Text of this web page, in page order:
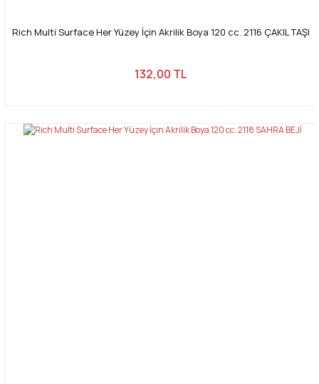
Rich Multi Surface Her Yüzey İçin Akrilik Boya 120 cc. 2116 ÇAKIL TAŞI
132,00 TL